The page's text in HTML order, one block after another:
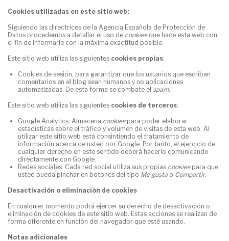
Cookies utilizadas en este sitio web:
Siguiendo las directrices de la Agencia Española de Protección de
Datos procedemos a detallar el uso de cookiesque hace esta web con
el fin de informarle con la máxima exactitud posible.
Este sitio web utiliza las siguientes cookies propias:
Cookies de sesión, para garantizar que los usuarios que escriban
comentarios en el blog sean humanos y no aplicaciones
automatizadas. De esta forma se combate el spam.
Este sitio web utiliza las siguientes cookies de terceros:
Google Analytics: Almacena cookiespara poder elaborar
estadísticas sobre el tráfico y volumen de visitas de esta web. Al
utilizar este sitio web está consintiendo el tratamiento de
información acerca de usted por Google. Por tanto, el ejercicio de
cualquier derecho en este sentido deberá hacerlo comunicando
directamente con Google.
Redes sociales: Cada red social utiliza sus propias cookiespara que
usted pueda pinchar en botones del tipo Me gusta o Compartir.
Desactivación o eliminación de cookies
En cualquier momento podrá ejercer su derecho de desactivación o
eliminación de cookies de este sitio web. Estas acciones se realizan de
forma diferente en función del navegador que esté usando.
Notas adicionales